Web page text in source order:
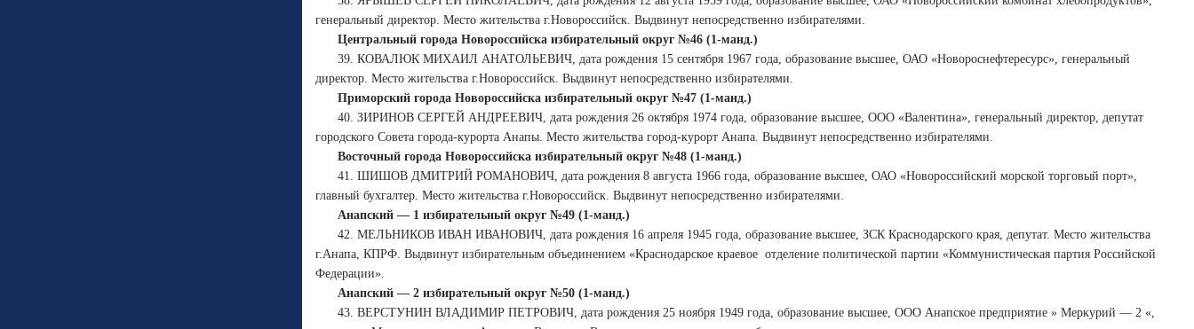
генеральный директор. Место жительства г.Новороссийск. Выдвинут непосредственно избирателями.
Центральный города Новороссийска избирательный округ №46 (1-манд.)
39. КОВАЛЮК МИХАИЛ АНАТОЛЬЕВИЧ, дата рождения 15 сентября 1967 года, образование высшее, ОАО «Новороснефтересурс», генеральный
директор. Место жительства г.Новороссийск. Выдвинут непосредственно избирателями.
Приморский города Новороссийска избирательный округ №47 (1-манд.)
40. ЗИРИНОВ СЕРГЕЙ АНДРЕЕВИЧ, дата рождения 26 октября 1974 года, образование высшее, ООО «Валентина», генеральный директор, депутат
городского Совета города-курорта Анапы. Место жительства город-курорт Анапа. Выдвинут непосредственно избирателями.
Восточный города Новороссийска избирательный округ №48 (1-манд.)
41. ШИШОВ ДМИТРИЙ РОМАНОВИЧ, дата рождения 8 августа 1966 года, образование высшее, ОАО «Новороссийский морской торговый порт»,
главный бухгалтер. Место жительства г.Новороссийск. Выдвинут непосредственно избирателями.
Анапский — 1 избирательный округ №49 (1-манд.)
42. МЕЛЬНИКОВ ИВАН ИВАНОВИЧ, дата рождения 16 апреля 1945 года, образование высшее, ЗСК Краснодарского края, депутат. Место жительства
г.Анапа, КПРФ. Выдвинут избирательным объединением «Краснодарское краевое отделение политической партии «Коммунистическая партия Российской
Федерации».
Анапский — 2 избирательный округ №50 (1-манд.)
43. ВЕРСТУНИН ВЛАДИМИР ПЕТРОВИЧ, дата рождения 25 ноября 1949 года, образование высшее, ООО Анапское предприятие » Меркурий — 2 «,